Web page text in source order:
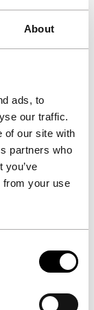
About
ads, to
our traffic.
of our site with
partners who
you’ve
from your use
van